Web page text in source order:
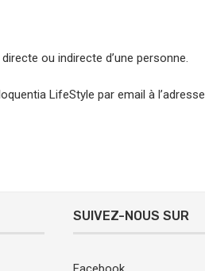
ou indirecte d’une personne.
LifeStyle par email à l’adresse
SUIVEZ-NOUS SUR